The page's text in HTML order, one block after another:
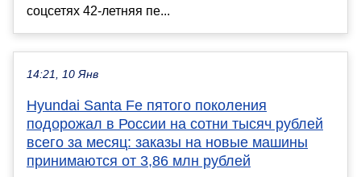
соцсетях 42-летняя пе...
14:21, 10 Янв
Hyundai Santa Fe пятого поколения
подорожал в России на сотни тысяч рублей
всего за месяц: заказы на новые машины
принимаются от 3,86 млн рублей